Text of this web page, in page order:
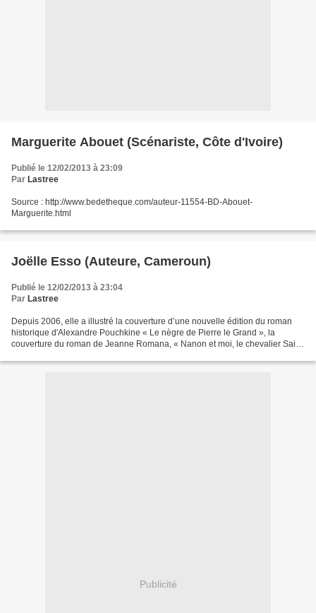
Marguerite Abouet (Scénariste, Côte d'Ivoire)
Publié le 12/02/2013 à 23:09
Par Lastree
Source : http://www.bedetheque.com/auteur-11554-BD-Abouet-
Marguerite.html
Joëlle Esso (Auteure, Cameroun)
Publié le 12/02/2013 à 23:04
Par Lastree
Depuis 2006, elle a illustré la couverture d’une nouvelle édition du roman
historique d'Alexandre Pouchkine « Le nègre de Pierre le Grand », la
couverture du roman de Jeanne Romana, « Nanon et moi, le chevalier Saint
Publicité